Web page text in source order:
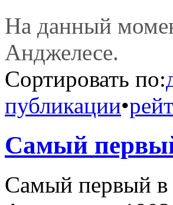
На данный
Анджелесе.
Сортировать по:
публикации•
Самый
Самый первый в